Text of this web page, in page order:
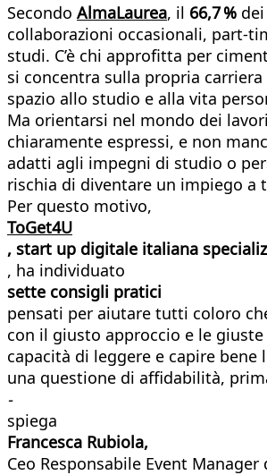
Secondo AlmaLaurea, il 66,7 %
collaborazioni occasionali, part-
studi. C’è chi approfitta per
si concentra sulla propria
spazio allo studio e alla vita
Ma orientarsi nel mondo dei
chiaramente espressi, e non
adatti agli impegni di studio o
rischia di diventare un impiego a
Per questo motivo,
ToGet4U
, start up digitale italiana
, ha individuato
sette consigli pratici
pensati per aiutare tutti coloro
con il giusto approccio e le
capacità di leggere e capire
una questione di affidabilità,
-
spiega
Francesca Rubiola,
Ceo Responsabile Event Manager